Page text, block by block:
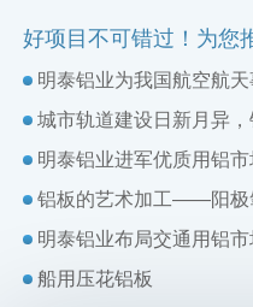
好项目不可错过！为您
明泰铝业为我国航空航
城市轨道建设日新月异
明泰铝业进军优质用铝市
铝板的艺术加工——阳极
明泰铝业布局交通用铝
船用压花铝板